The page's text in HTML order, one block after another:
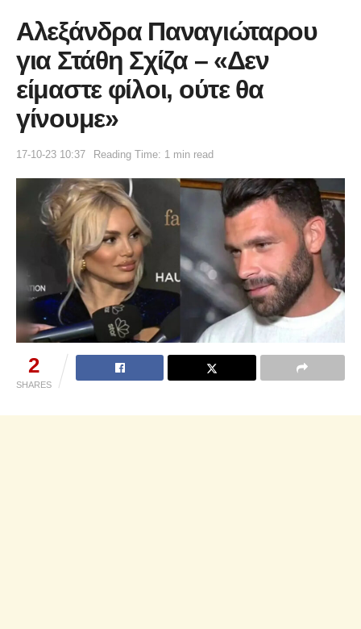
Αλεξάνδρα Παναγιώταρου
για Στάθη Σχίζα – «Δεν
είμαστε φίλοι, ούτε θα
γίνουμε»
17-10-23 10:37 Reading Time: 1 min read
2
SHARES